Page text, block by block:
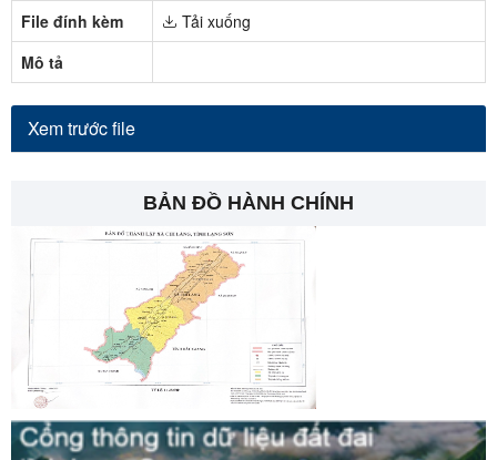
File đính kèm
Tải xuống
Mô tả
Xem trước file
BẢN ĐỒ HÀNH CHÍNH